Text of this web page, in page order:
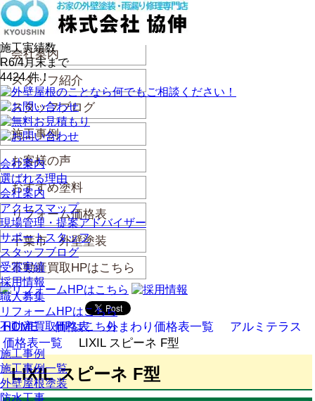
施工実績数
R6/4月末まで
4424件！
会社案内
選ばれる理由
会社案内
アクセスマップ
現場管理・提案アドバイザー
サポートスタッフ
スタッフブログ
受賞実績
採用情報
職人募集
リフォームHPはこちら
不動産買取HPはこちら
施工事例
施工事例一覧
外壁屋根塗装
防水工事
会社案内
スタッフ紹介
スタッフブログ
施工事例
お客様の声
おすすめ塗料
リフォーム価格表
千葉市 外壁塗装
不動産買取HPはこちら
HOME 価格表 外まわり価格表一覧
アルミテラス
価格表一覧
LIXIL スピーネ F型
LIXIL スピーネ F型